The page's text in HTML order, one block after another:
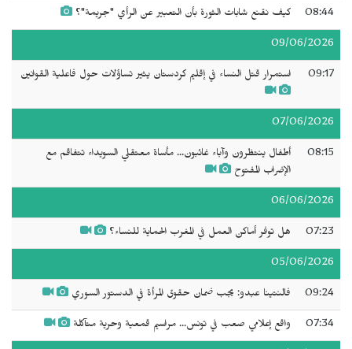
08:44 كيف نقنع شابات الثورة بأن التعبير عن الرأي "جريمة"؟
09/06/2026
09:17 استمرار قتل النساء في إقليم كردستان يثير تساؤلات حول فاعلية القوانين
07/06/2026
08:15
أطفال ينتظرون وآباء غائبون... مأساة معتقلي السويداء تتفاقم مع
الإضراب المفتوح
06/06/2026
07:23 هل توفر أماكن العمل في المغرب الحماية للنساء؟
05/06/2026
09:24 فالنتينا عبدو: يجب ضمان حقوق المرأة في الدستور السوري
07:34 واقع إعلامي صعب في تونس... مراسيم قمعية وحرية متآكلة